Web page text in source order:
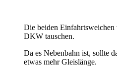
Die beiden
DKW tauschen.
Da es Nebenbahn ist, sollte
etwas mehr Gleislänge.